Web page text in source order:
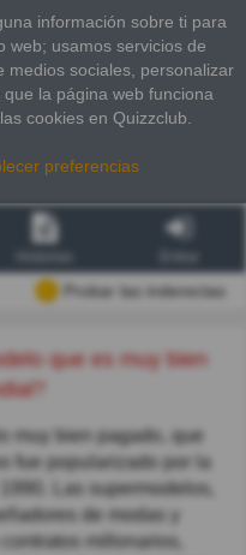
información sobre ti para
web; usamos servicios de
medios sociales, personalizar
la página web funciona
cookies en Quizzclub.
preferencias
Probar las inderectas
muy bien pagado, que
fue popularizado por la
Las supermodelos,
de modas y
millonarios,